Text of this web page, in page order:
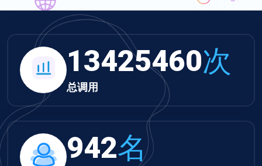
13425460次
总调用
942名